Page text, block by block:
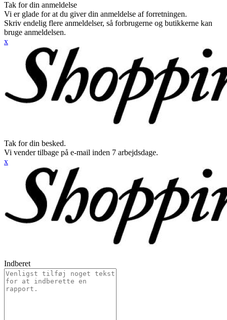
Tak for din anmeldelse
Vi er glade for at du giver din anmeldelse af forretningen.
Skriv endelig flere anmeldelser, så forbrugerne og butikkerne kan
bruge anmeldelsen.
x
Tak for din besked.
Vi vender tilbage på e-mail inden 7 arbejdsdage.
x
Indberet